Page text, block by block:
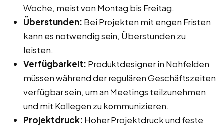
Woche, meist von Montag bis Freitag.
Überstunden: Bei Projekten mit engen Fristen
kann es notwendig sein, Überstunden zu
leisten.
Verfügbarkeit: Produktdesigner in Nohfelden
müssen während der regulären Geschäftszeiten
verfügbar sein, um an Meetings teilzunehmen
und mit Kollegen zu kommunizieren.
Projektdruck: Hoher Projektdruck und feste